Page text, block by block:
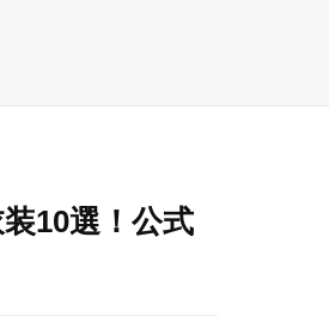
10選！公式